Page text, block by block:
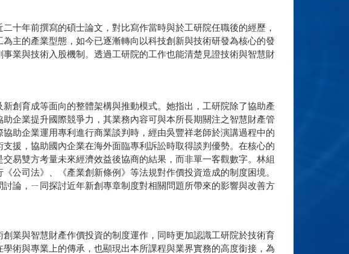
十年前撰寫的碩士論文，對比寫作當時與於工研院任職後的經歷，
主的產業型態，如今已逐漸轉向以科技創新與技術研發為核心的發
業與技術入股機制。透過工研院的工作也能清楚見證技術與智慧財
創育成等面向的整體架構與推動模式。她指出，工研院除了協助產
企業提升國際競爭力，其業務內容可與本所長期關注之智慧財產管
助企業運用專利進行商業談判時，經由吳豐祥老師於演講過程中的
援，協助國內企業在海外面臨專利訴訟時取得談判優勢。在核心的
易雙方考量未來經濟效益後協商的結果，而非單一客觀數字。林組
公司法》、《產業創新條例》等法規對作價投資造成的制度困境。
論，ㄧ同探討近年新創專章制度對相關問題所帶來的影響與改善方
業與智慧財產作價投資的制度運作，同時更加認識工研院於技術育
術與專業上的傳承，也顯現出本所課程與業界實務的高度銜接，為